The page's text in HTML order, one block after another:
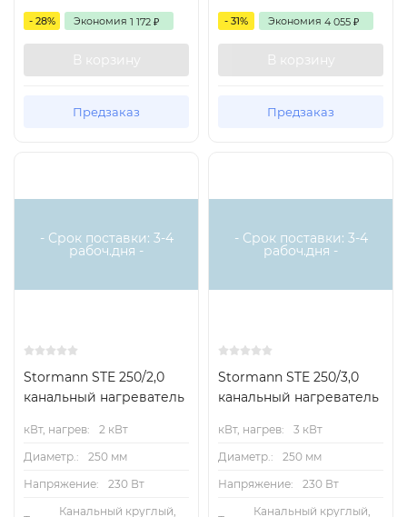
- 28% Экономия 1 172 ₽
В корзину
Предзаказ
- 31% Экономия 4 055 ₽
В корзину
Предзаказ
- Срок поставки: 3-4
рабоч.дня -
Stormann STE 250/2,0
канальный нагреватель
кВт, нагрев:
2 кВт
Диаметр.:
250 мм
Напряжение:
230 Вт
Канальный круглый,
- Срок поставки: 3-4
рабоч.дня -
Stormann STE 250/3,0
канальный нагреватель
кВт, нагрев:
3 кВт
Диаметр.:
250 мм
Напряжение:
230 Вт
Канальный круглый,